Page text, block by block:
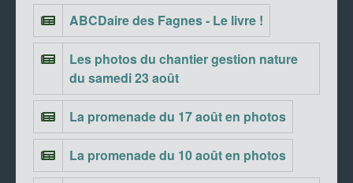
ABCDaire des Fagnes - Le livre !
Les photos du chantier gestion nature
du samedi 23 août
La promenade du 17 août en photos
La promenade du 10 août en photos